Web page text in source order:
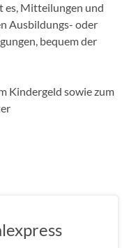
es, Mitteilungen und
Ausbildungs- oder
bequem der
Kindergeld sowie zum